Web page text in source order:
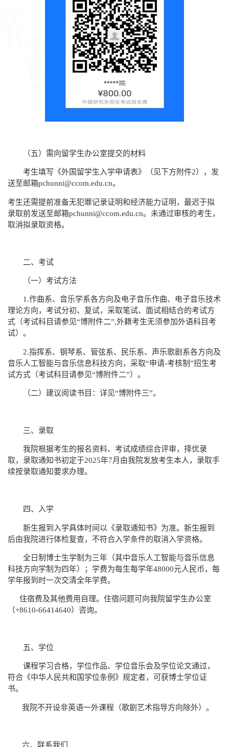
（五）需向留学生办公室提交的材料
考生填写《外国留学生入学申请表》（见下方附件2），发
送至邮箱pchunni@ccom.edu.cn。
考生还需提前准备无犯罪记录证明和经济能力证明，最迟于拟
录取前发送至邮箱pchunni@ccom.edu.cn。未通过审核的考生，
取消拟录取资格。
二、考试
（一）考试方法
1.作曲系、音乐学系各方向及电子音乐作曲、电子音乐技术
理论方向，考试分初、复试，采取笔试、面试相结合的考试方
式（考试科目请参见“博附件二”,外籍考生无须参加外语科目考
试）。
2.指挥系、钢琴系、管弦系、民乐系、声乐歌剧系各方向及
音乐人工智能与音乐信息科技方向，采取“申请-考核制”招生考
试方式（考试科目请参见“博附件二”）。
（二）建议阅读书目：详见“博附件三”。
三、录取
我院根据考生的报名资料、考试成绩综合评审，择优录
取，录取通知书初定于2025年7月由我院发放考生本人，录取手
续按录取通知要求办理。
四、入学
新生报到入学具体时间以《录取通知书》为准。新生报到
后由我院进行体检复查，不符合入学条件的取消入学资格。
全日制博士生学制为三年（其中音乐人工智能与音乐信息
科技方向学制为四年）；学费为每生每学年48000元人民币，每
学年报到时一次交清全年学费。
住宿费及其他费用自理。住宿问题可向我院留学生办公室
（+8610-66414640）咨询。
五、学位
课程学习合格，学位作品、学位音乐会及学位论文通过，
符合《中华人民共和国学位条例》规定者，可获博士学位证
书。
我院不开设非英语一外课程（歌剧艺术指导方向除外）。
六、联系我们